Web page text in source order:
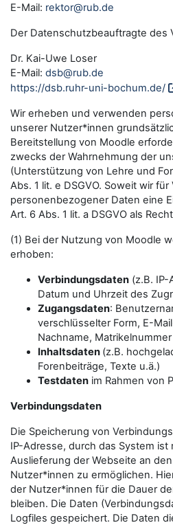
E-Mail: rektor@rub.de
Der Datenschutzbeauftragte des
Dr. Kai-Uwe Loser
E-Mail: dsb@rub.de
https://dsb.ruhr-uni-bochum.de/
Wir erheben und verwenden
unserer Nutzer*innen
Bereitstellung von Moodle
zwecks der Wahrnehmung der
(Unterstützung von Lehre und
Abs. 1 lit. e DSGVO. Soweit wir
personenbezogener Daten eine
Art. 6 Abs. 1 lit. a DSGVO als
(1) Bei der Nutzung von Moodle
erhoben:
Verbindungsdaten (z.B.
Datum und Uhrzeit des
Zugangsdaten:
verschlüsselter Form, E-
Nachname,
Inhaltsdaten (z.B.
Forenbeiträge, Texte u.ä.)
Testdaten im Rahmen von
Verbindungsdaten
Die Speicherung von
IP-Adresse, durch das System
Auslieferung der Webseite an
Nutzer*innen zu ermöglichen.
der Nutzer*innen für die Dauer
bleiben. Die Daten
Logfiles gespeichert. Die Daten